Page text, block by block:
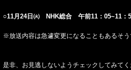
○11月24日㈫ NHK総合 午前11：05~11：
※放送内容は急遽変更になることもあるそう
是非、お見逃しないようチェックしてみてく